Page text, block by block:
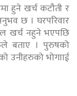
हुने खर्च कटौती र
छ । घरपरिवार
खर्च नहुने भएपछि
बताए । पुरुषको
उनीहरुको भोगााई